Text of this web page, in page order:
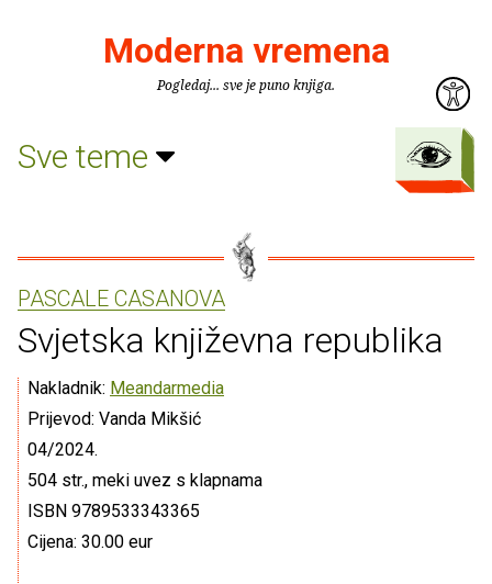
Moderna vremena
Pogledaj... sve je puno knjiga.
Sve teme
PASCALE CASANOVA
Svjetska književna republika
Nakladnik: Meandarmedia
Prijevod: Vanda Mikšić
04/2024.
504 str., meki uvez s klapnama
ISBN 9789533343365
Cijena: 30.00 eur